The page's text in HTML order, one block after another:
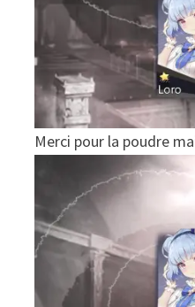
Merci pour la poudre